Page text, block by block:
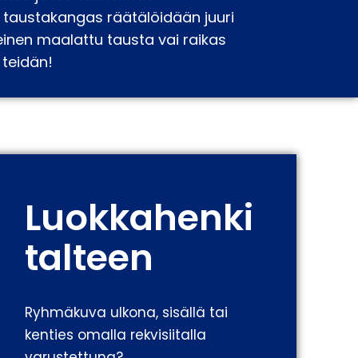
räätälöidään juuri
maalattu tausta vai raikas
Luokkahenki
talteen
Ryhmäkuva ulkona, sisällä tai
kenties omalla rekvisiitalla